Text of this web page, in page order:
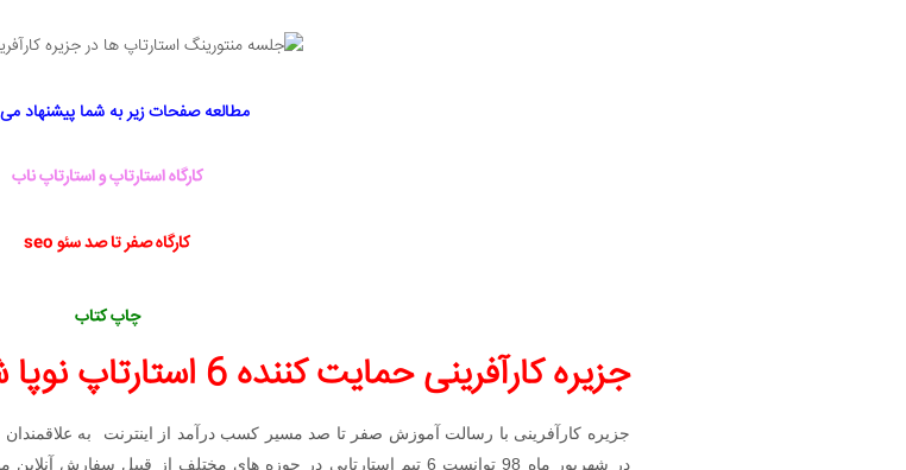
مطالعه صفحات زیر به شما پیشنهاد
کارگاه استارتاپ و استارتاپ ناب
کارگاه صفر تا صد سئو seo
چاپ کتاب
جزیره کارآفرینی حمایت کننده 6 استارتاپ نوپا شد
جزیره کارآفرینی با رسالت آموزش صفر تا صد مسیر کسب درآمد از اینترنت به
در شهریور ماه 98 توانست 6 تیم استارتاپی در حوزه های مختلف از قبیل